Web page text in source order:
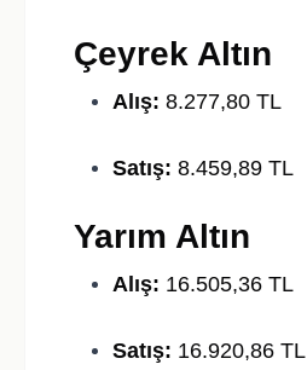
Çeyrek Altın
Alış: 8.277,80 TL
Satış: 8.459,89 TL
Yarım Altın
Alış: 16.505,36 TL
Satış: 16.920,86 TL